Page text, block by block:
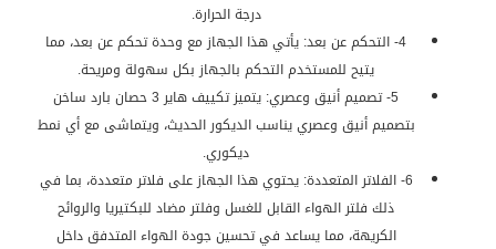
درجة الحرارة.
4- التحكم عن بعد: يأتي هذا الجهاز مع وحدة تحكم عن بعد، مما
يتيح للمستخدم التحكم بالجهاز بكل سهولة ومريحة.
5- تصميم أنيق وعصري: يتميز تكييف هاير 3 حصان بارد ساخن
بتصميم أنيق وعصري يناسب الديكور الحديث، ويتماشى مع أي نمط
ديكوري.
6- الفلاتر المتعددة: يحتوي هذا الجهاز على فلاتر متعددة، بما في
ذلك فلتر الهواء القابل للغسل وفلتر مضاد للبكتيريا والروائح
الكريهة، مما يساعد في تحسين جودة الهواء المتدفق داخل